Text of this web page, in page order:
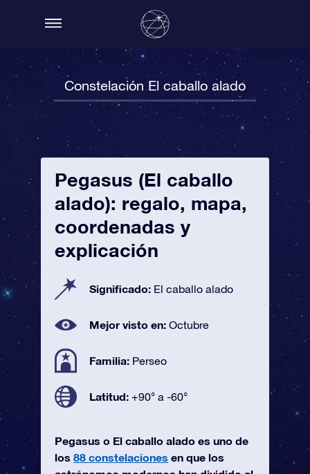
Constelación El caballo alado
Pegasus (El caballo
alado): regalo, mapa,
coordenadas y
explicación
Significado: El caballo alado
Mejor visto en: Octubre
Familia: Perseo
Latitud: +90° a -60°
Pegasus o El caballo alado es uno de
los 88 constelaciones en que los